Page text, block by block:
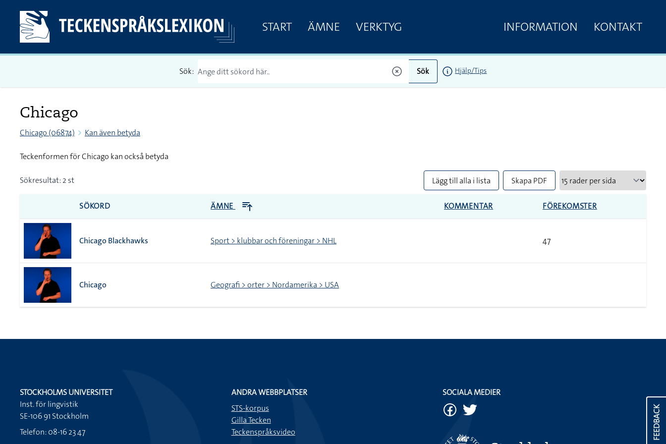
START ÄMNE VERKTYG INFORMATION KONTAKT
Sök: Sök Hjälp/Tips
Chicago
Chicago (06874) Kan även betyda
Teckenformen för Chicago kan också betyda
Sökresultat: 2 st Lägg till alla i lista Skapa PDF
SÖKORD ÄMNE KOMMENTAR FÖREKOMSTER
Chicago Blackhawks Sport > klubbar och föreningar > NHL 47
Chicago Geografi > orter > Nordamerika > USA
FEEDBACK
STOCKHOLMS UNIVERSITET
Inst. för lingvistik
SE-106 91 Stockholm
Telefon: 08-16 23 47
ANDRA WEBBPLATSER
STS-korpus
Gilla Tecken
Teckenspråksvideo
SOCIALA MEDIER